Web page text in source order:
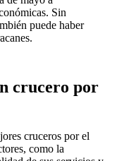
Sin
puede haber
crucero por
cruceros por el
como la